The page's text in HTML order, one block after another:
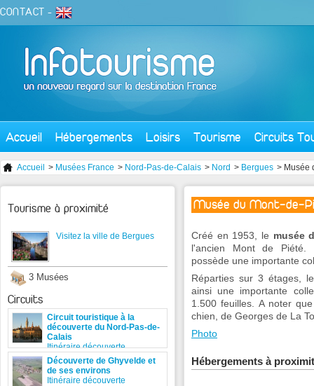
CONTACT -
Accueil Hébergements Loisirs Tourisme Circuits
Accueil > Musées France > Nord-Pas-de-Calais > Nord > Bergues > Musée
Musée du Mont-de-
Créé en 1953, le musée
l'ancien Mont de Piété.
possède une importante
Réparties sur 3 étages,
ainsi une importante
1.500 feuilles. A noter
chien, de Georges de La
Photo
Hébergements à
Tourisme à proximité
Visitez la ville de Bergues
3 Musées
Circuits
Circuit touristique à la
découverte du Nord-Pas-de-
Calais
Itinéraire découverte
Découverte de Ghyvelde et
de ses environs
Itinéraire découverte